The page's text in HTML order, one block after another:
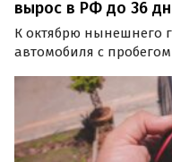
вырос в РФ до 36
К октябрю нынешнего
автомобиля с
дольше, чем год
ссылкой на